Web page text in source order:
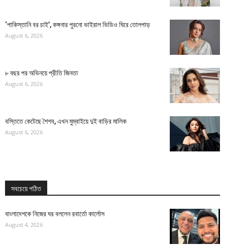
‘পাকিস্তানি বর চাই’, কঙ্গনার পুরনো ভাইরাল ভিডিও ঘিরে তোলপাড়
August 6, 2026
৮ বছর পর অভিনয়ে প্রীতি জিনতা
August 6, 2026
বস্তিতে কেটেছে শৈশব, এখন মুম্বাইয়ে দুই বাড়ির মালিক
August 6, 2026
সবচেয়ে পঠিত
বাংলাদেশকে নিজের ঘর বললেন রবার্তো কার্লোস
August 4, 2026